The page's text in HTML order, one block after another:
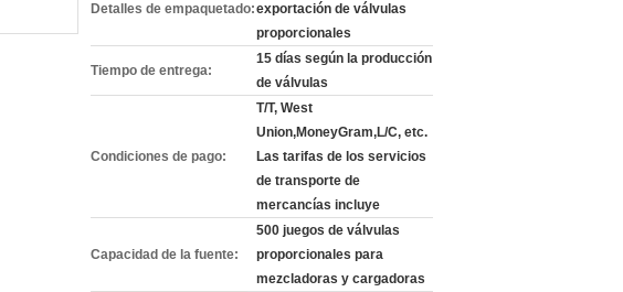
Detalles de empaquetado:exportación de válvulas
proporcionales
Tiempo de entrega:
15 días según la producción
de válvulas
Condiciones de pago:
T/T, West
Union,MoneyGram,L/C, etc.
Las tarifas de los servicios
de transporte de
mercancías incluye
Capacidad de la fuente:
500 juegos de válvulas
proporcionales para
mezcladoras y cargadoras